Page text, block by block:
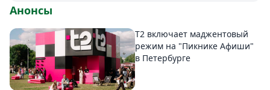
Анонсы
Т2 включает маджентовый
режим на "Пикнике Афиши"
в Петербурге